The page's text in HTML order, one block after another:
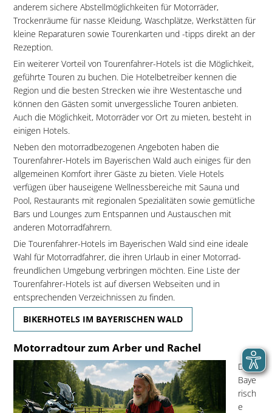
anderem sichere Abstellmöglichkeiten für Motorräder,
Trockenräume für nasse Kleidung, Waschplätze, Werkstätten für
kleine Reparaturen sowie Tourenkarten und -tipps direkt an der
Rezeption.
Ein weiterer Vorteil von Tourenfahrer-Hotels ist die Möglichkeit,
geführte Touren zu buchen. Die Hotelbetreiber kennen die
Region und die besten Strecken wie ihre Westentasche und
können den Gästen somit unvergessliche Touren anbieten.
Auch die Möglichkeit, Motorräder vor Ort zu mieten, besteht in
einigen Hotels.
Neben den motorradbezogenen Angeboten haben die
Tourenfahrer-Hotels im Bayerischen Wald auch einiges für den
allgemeinen Komfort ihrer Gäste zu bieten. Viele Hotels
verfügen über hauseigene Wellnessbereiche mit Sauna und
Pool, Restaurants mit regionalen Spezialitäten sowie gemütliche
Bars und Lounges zum Entspannen und Austauschen mit
anderen Motorradfahrern.
Die Tourenfahrer-Hotels im Bayerischen Wald sind eine ideale
Wahl für Motorradfahrer, die ihren Urlaub in einer Motorrad-
freundlichen Umgebung verbringen möchten. Eine Liste der
Tourenfahrer-Hotels ist auf diversen Webseiten und in
entsprechenden Verzeichnissen zu finden.
BIKERHOTELS IM BAYERISCHEN WALD
Motorradtour zum Arber und Rachel
Der
Baye
risch
e